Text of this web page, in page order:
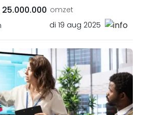
omzet
di 19 aug 2025